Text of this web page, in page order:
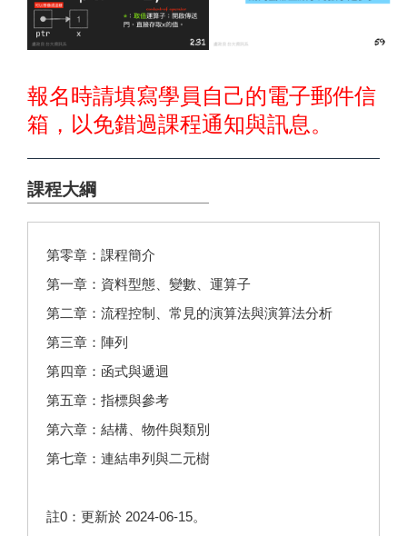
報名時請填寫學員自己的電子郵件信
箱，以免錯過課程通知與訊息。
課程大綱
第零章：課程簡介
第一章：資料型態、變數、運算子
第二章：流程控制、常見的演算法與演算法分析
第三章：陣列
第四章：函式與遞迴
第五章：指標與參考
第六章：結構、物件與類別
第七章：連結串列與二元樹
註0：更新於 2024-06-15。